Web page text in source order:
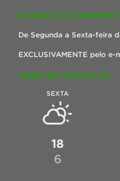
HORÁRIO DE
De Segunda a Sexta-feira
EXCLUSIVAMENTE pelo
TEMPO EM PELOTAS, RS
SEXTA
18
6